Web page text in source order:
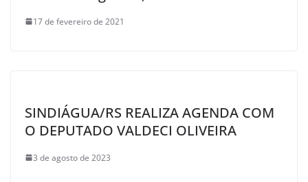
17 de fevereiro de 2021
SINDIÁGUA/RS REALIZA AGENDA COM
O DEPUTADO VALDECI OLIVEIRA
3 de agosto de 2023